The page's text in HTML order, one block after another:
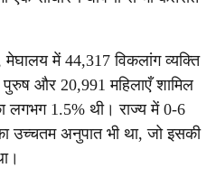
में 44,317 विकलांग व्यक्ति
और 20,991 महिलाएँ शामिल
लगभग 1.5% थी। राज्य में 0-6
उच्चतम अनुपात भी था, जो इसकी